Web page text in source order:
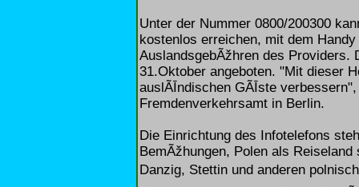
Unter der Nummer 0800/200300
kostenlos erreichen, mit dem
AuslandsgebÃžhren des Providers.
31.Oktober angeboten. "Mit dieser
auslÃĪndischen GÃĪste
Fremdenverkehrsamt in Berlin.
Die Einrichtung des Infotelefons
BemÃžhungen, Polen als
Danzig, Stettin und anderen